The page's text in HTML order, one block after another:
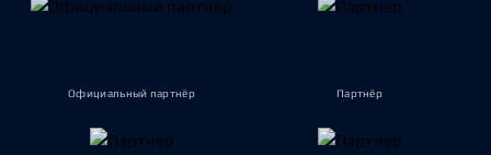
Официальный партнёр Партнёр